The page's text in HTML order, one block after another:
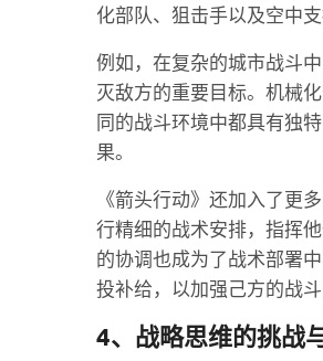
化部队、狙击手以及空中
例如，在复杂的城市战斗
灭敌方的重要目标。机械
同的战斗环境中都具有独
果。
《箭头行动》还加入了更
行精细的战术安排，指挥
的协调也成为了战术部署
投补给，以加强己方的战斗
4、战略思维的挑战